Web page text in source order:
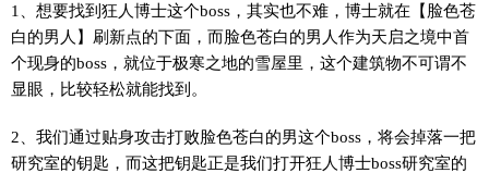
1、想要找到狂人博士这个boss，其实也不难，博士就在【脸色苍
白的男人】刷新点的下面，而脸色苍白的男人作为天启之境中首
个现身的boss，就位于极寒之地的雪屋里，这个建筑物不可谓不
显眼，比较轻松就能找到。
2、我们通过贴身攻击打败脸色苍白的男这个boss，将会掉落一把
研究室的钥匙，而这把钥匙正是我们打开狂人博士boss研究室的